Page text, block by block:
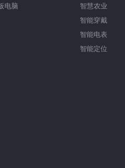
电脑
智慧农业
智能穿戴
智能电表
智能定位